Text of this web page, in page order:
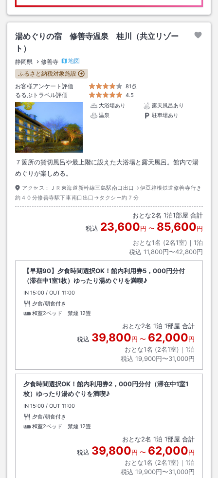
湯めぐりの宿 修善寺温泉 桂川（共立リゾー
ト）
静岡県 修善寺
地図
ふるさと納税対象施設
お客様アンケート評価
81点
るるぶトラベル評価
4.5
大浴場あり
露天風呂あり
温泉
駐車場あり
７箇所の貸切風呂や最上階に設えた大浴場と露天風呂。館内で湯
めぐりが楽しめる。
アクセス：
ＪＲ東海道新幹線三島駅南口出口→伊豆箱根鉄道修善寺行き
約４０分修善寺駅下車南口出口→タクシー約７分
おとな2名 1泊1部屋 合計
税込 23,600円 〜 85,600円
おとな1名 (2名1室)｜ 1泊
税込 11,800円〜42,800円
【早期90】夕食時間選択OK！館内利用券5，000円分付
（滞在中1室1枚）ゆったり湯めぐりを満喫♪
IN チェックイン
15:00 / OUT チェックアウト
11:00
夕食/朝食付き
和室2ベッド 禁煙 12畳
おとな2名 1泊 1部屋 合計
税込 39,800円 〜 62,000円
おとな1名 (2名1室)｜ 1泊
税込 19,900円〜31,000円
夕食時間選択OK！館内利用券2，000円分付（滞在中1室1
枚）ゆったり湯めぐりを満喫♪
IN チェックイン
15:00 / OUT チェックアウト
11:00
夕食/朝食付き
和室2ベッド 禁煙 12畳
おとな2名 1泊 1部屋 合計
税込 39,800円 〜 62,000円
おとな1名 (2名1室)｜ 1泊
税込 19,900円〜31,000円